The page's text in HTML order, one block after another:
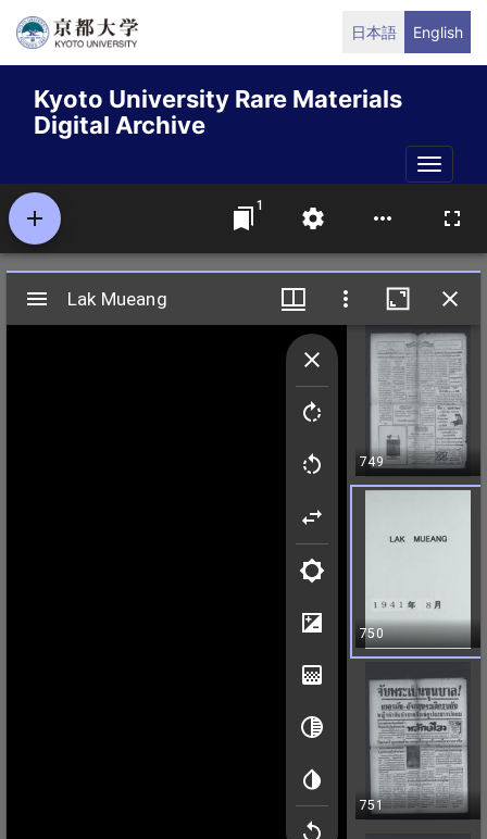
Skip
content
日本語 English
Kyoto University Rare Materials
Digital Archive
Toggle